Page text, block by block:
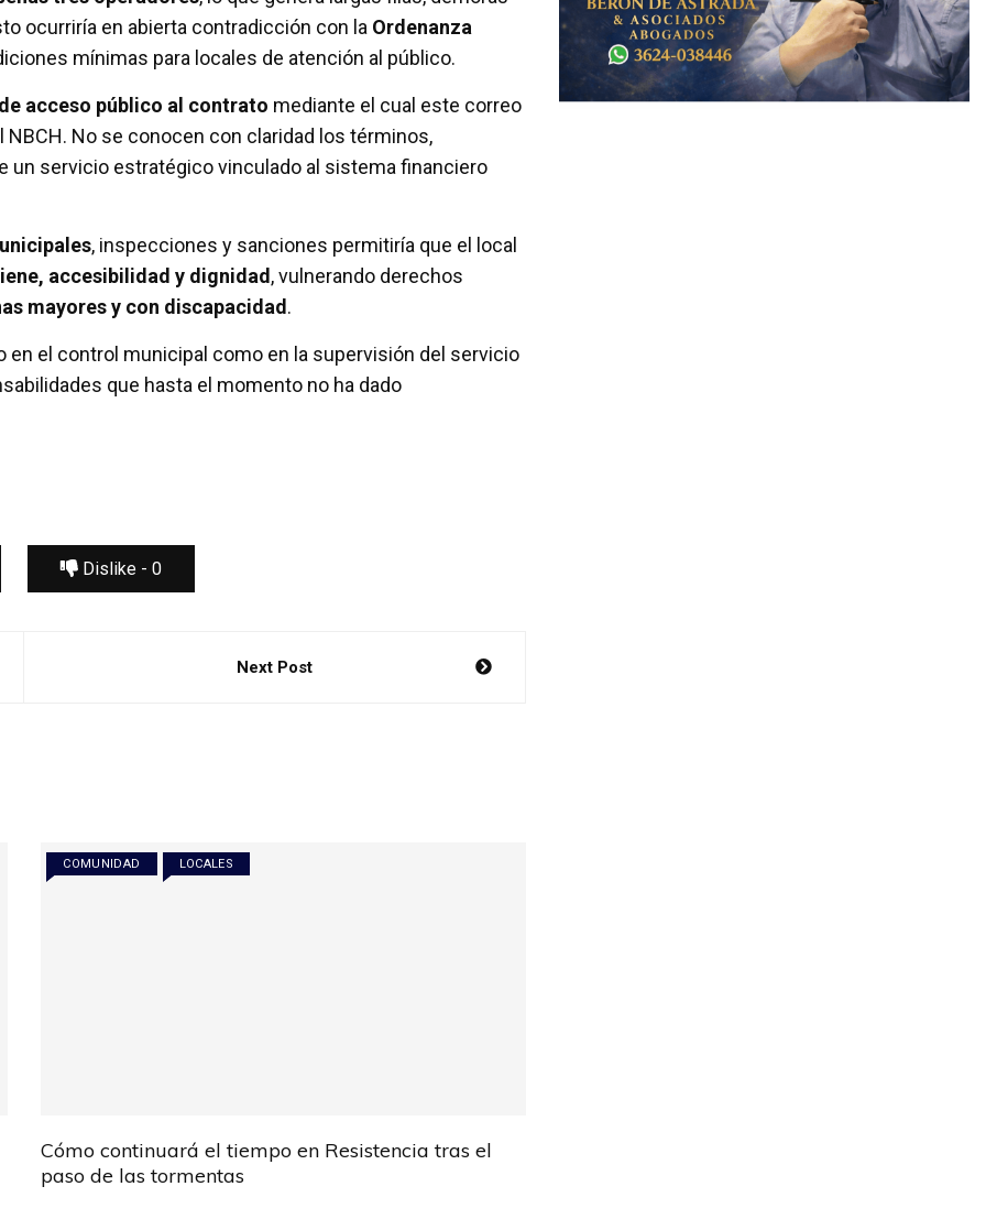
ocurriría en abierta contradicción con la Ordenanza
mínimas para locales de atención al público.
acceso público al contrato mediante el cual este correo
No se conocen con claridad los términos,
un servicio estratégico vinculado al sistema financiero
, inspecciones y sanciones permitiría que el local
accesibilidad y dignidad, vulnerando derechos
mayores y con discapacidad.
en el control municipal como en la supervisión del servicio
que hasta el momento no ha dado
Dislike - 0
Next Post
COMUNIDAD LOCALES
Cómo continuará el tiempo en Resistencia tras el
paso de las tormentas